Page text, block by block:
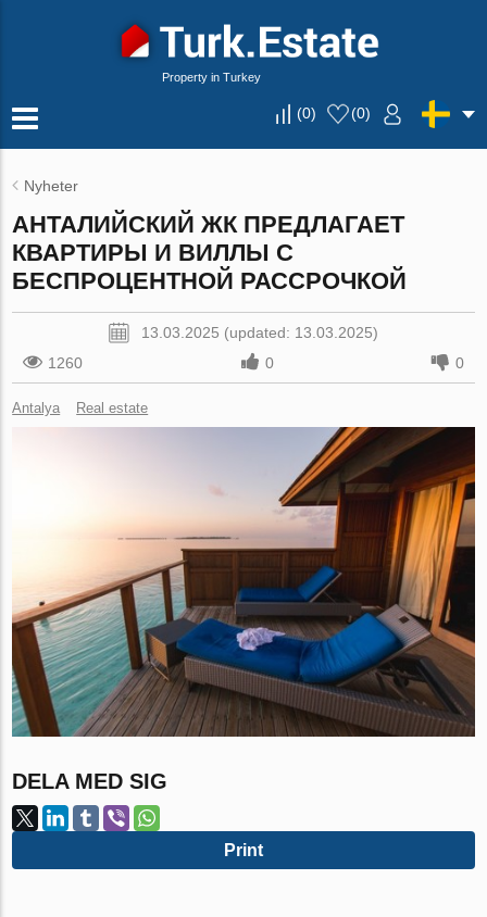
Property in Turkey
(0) (0)
Nyheter
АНТАЛИЙСКИЙ ЖК ПРЕДЛАГАЕТ
КВАРТИРЫ И ВИЛЛЫ С
БЕСПРОЦЕНТНОЙ РАССРОЧКОЙ
13.03.2025 (updated: 13.03.2025)
1260
0 0
Antalya Real estate
DELA MED SIG
Print